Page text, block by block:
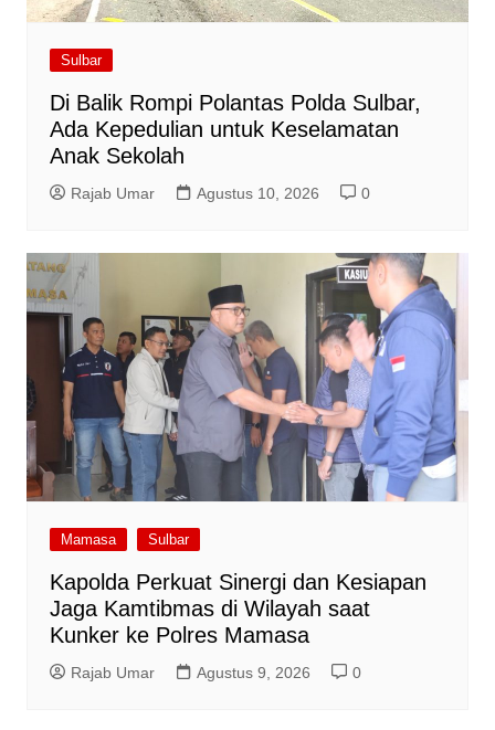
Sulbar
Di Balik Rompi Polantas Polda Sulbar,
Ada Kepedulian untuk Keselamatan
Anak Sekolah
Rajab Umar Agustus 10, 2026 0
Mamasa Sulbar
Kapolda Perkuat Sinergi dan Kesiapan
Jaga Kamtibmas di Wilayah saat
Kunker ke Polres Mamasa
Rajab Umar Agustus 9, 2026 0